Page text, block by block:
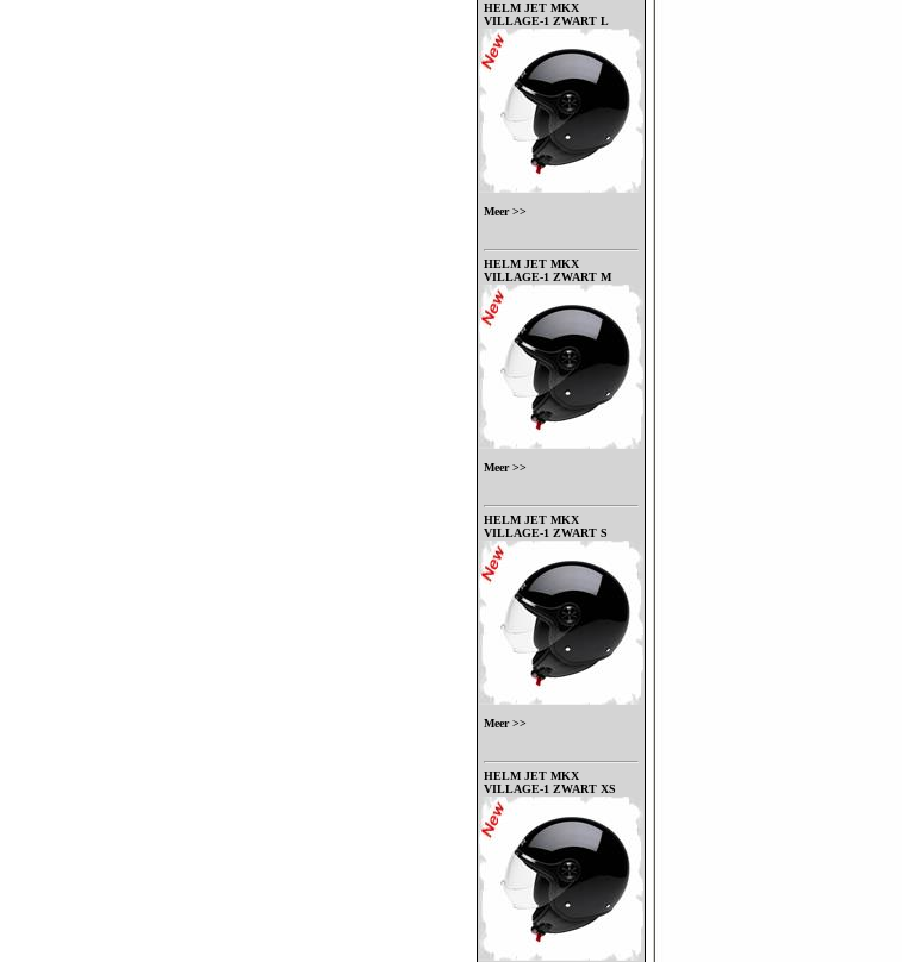
HELM JET MKX
VILLAGE-1 ZWART L
Meer >>
HELM JET MKX
VILLAGE-1 ZWART M
Meer >>
HELM JET MKX
VILLAGE-1 ZWART S
Meer >>
HELM JET MKX
VILLAGE-1 ZWART XS